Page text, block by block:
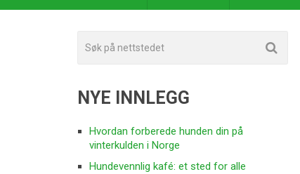
NYE INNLEGG
Hvordan forberede hunden din på
vinterkulden i Norge
Hundevennlig kafé: et sted for alle